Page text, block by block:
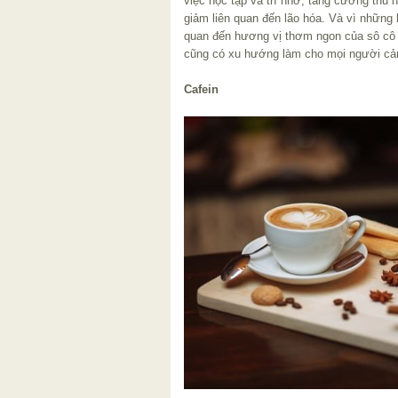
giảm liên quan đến lão hóa. Và vì
quan đến hương vị thơm ngon của sô
cũng có xu hướng làm cho mọi người
Cafein